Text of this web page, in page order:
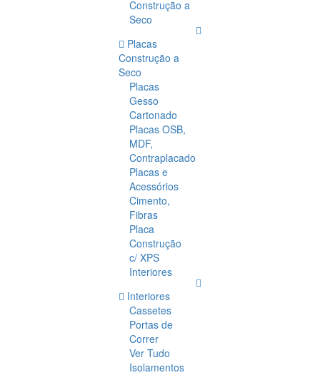
Construção a
Seco
Placas
Construção a
Seco
Placas
Gesso
Cartonado
Placas OSB,
MDF,
Contraplacado
Placas e
Acessórios
Cimento,
Fibras
Placa
Construção
c/ XPS
Interiores
Interiores
Cassetes
Portas de
Correr
Ver Tudo
Isolamentos